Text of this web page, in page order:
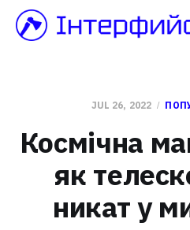
JUL 26, 2022
Космічна
як
никат у